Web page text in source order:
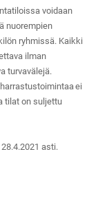
voidaan
nuorempien
ryhmissä. Kaikki
ilman
turvavälejä.
ei
tilat on suljettu
asti.